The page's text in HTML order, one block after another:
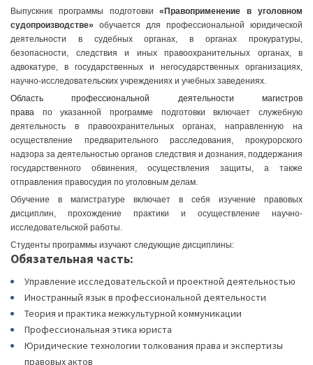
Выпускник программы подготовки« Правоприменение в уголовном
судопроизводстве» обучается для профессиональной юридической
деятельности в судебных органах, в органах прокуратуры,
безопасности, следствия и иных правоохранительных органах, в
адвокатуре, в государственных и негосударственных организациях,
научно-исследовательских учреждениях и учебных заведениях.
Область профессиональной деятельности магистров
права по указанной программе подготовки включает служебную
деятельность в правоохранительных органах, направленную на
осуществление предварительного расследования, прокурорского
надзора за деятельностью органов следствия и дознания, поддержания
государственного обвинения, осуществления защиты, а также
отправления правосудия по уголовным делам.
Обучение в магистратуре включает в себя изучение правовых
дисциплин, прохождение практики и осуществление научно-
исследовательской работы.
Студенты программы изучают следующие дисциплины:
Обязательная часть:
Управление исследовательской и проектной деятельностью
Иностранный язык в профессиональной деятельности
Теория и практика межкультурной коммуникации
Профессиональная этика юриста
Юридические технологии толкования права и экспертизы
правовых актов